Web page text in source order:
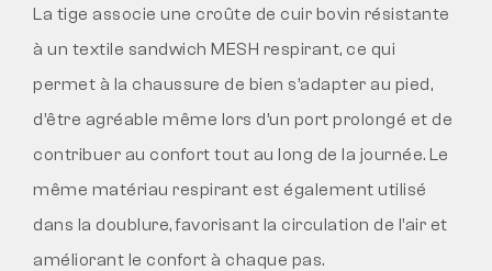
La tige associe une croûte de cuir bovin résistante
à un textile sandwich MESH respirant, ce qui
permet à la chaussure de bien s’adapter au pied,
d’être agréable même lors d’un port prolongé et de
contribuer au confort tout au long de la journée. Le
même matériau respirant est également utilisé
dans la doublure, favorisant la circulation de l’air et
améliorant le confort à chaque pas.